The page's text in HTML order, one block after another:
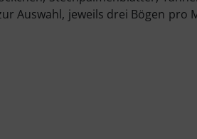
Auswahl, jeweils drei Bögen pro